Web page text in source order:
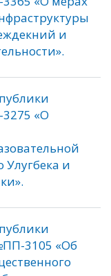
и
«О
и
3105 «Об